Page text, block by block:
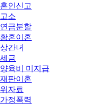
혼인신고
고소
연금분할
황혼이혼
상간녀
세금
양육비 미지급
재판이혼
위자료
가정폭력